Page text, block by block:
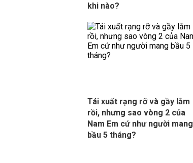
khi nào?
Tái xuất rạng rỡ và gầy lắm
rồi, nhưng sao vòng 2 của
Nam Em cứ như người mang
bầu 5 tháng?